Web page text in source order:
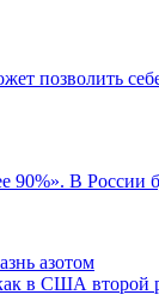
позволить
90%». В России
в США второй